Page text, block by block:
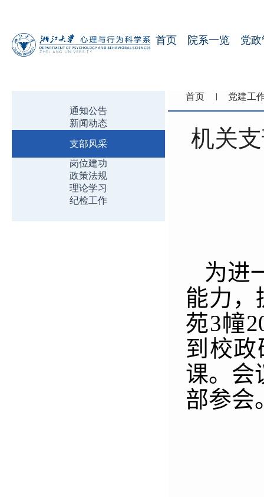
首页 院系一览 党
通知公告
新闻动态
支部风采
岗位建功
政策法规
理论学习
纪检工作
首页 党建工
机关
为进
能力，
苑3幢
到校
课。会
部参会